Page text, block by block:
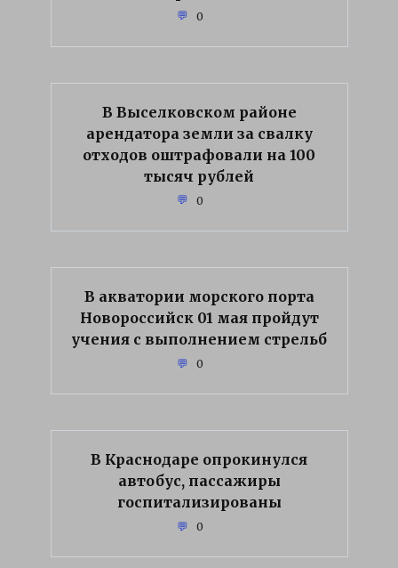
0
В Выселковском районе
арендатора земли за свалку
отходов оштрафовали на 100
тысяч рублей
0
В акватории морского порта
Новороссийск 01 мая пройдут
учения с выполнением стрельб
0
В Краснодаре опрокинулся
автобус, пассажиры
госпитализированы
0